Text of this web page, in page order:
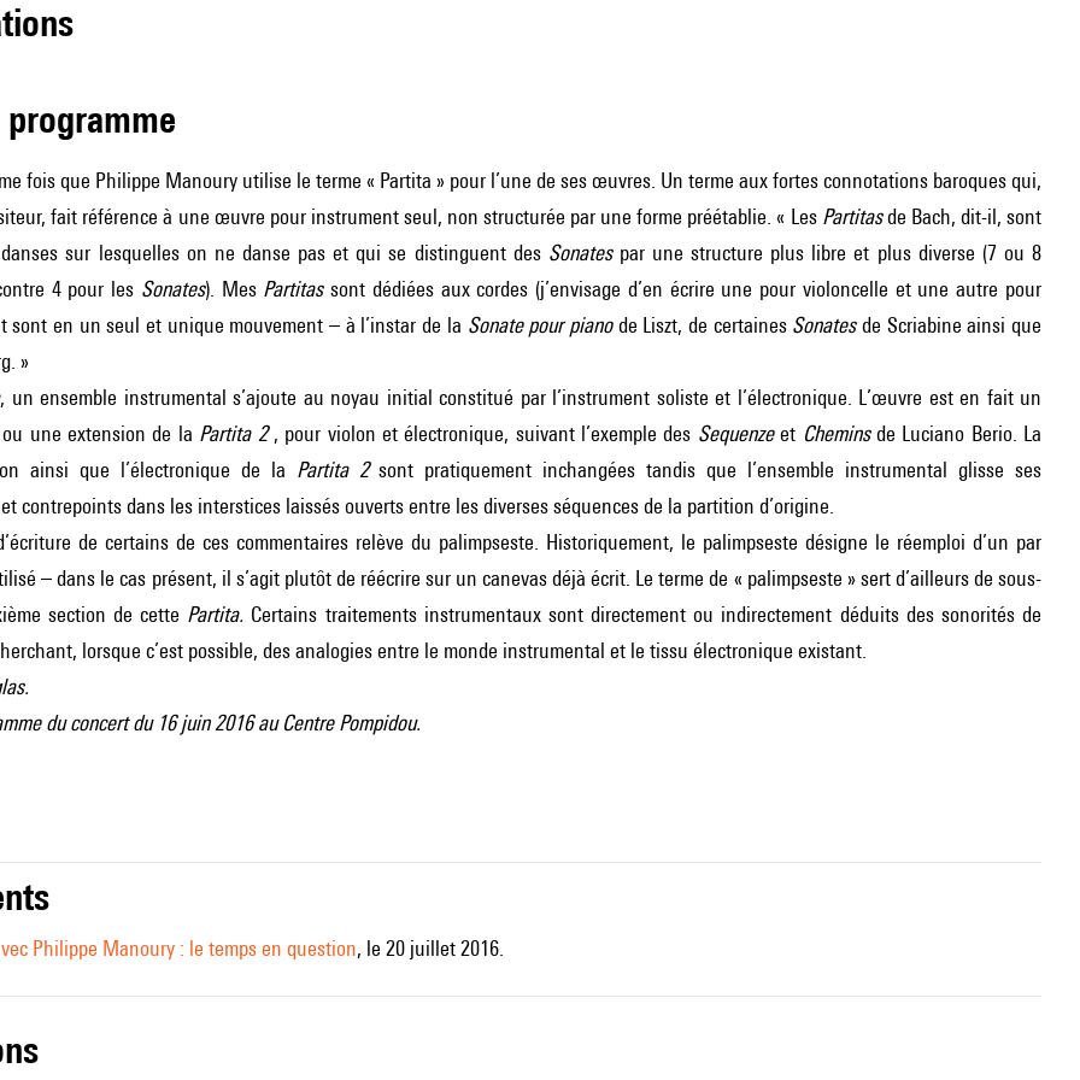
programme
fois que Philippe Manoury utilise le terme « Partita » pour l’une de ses œuvres. Un terme aux fortes connotations baroques qui,
fait référence à une œuvre pour instrument seul, non structurée par une forme préétablie. « Les Partitasde Bach, dit-il, sont
sur lesquelles on ne danse pas et qui se distinguent des Sonatespar une structure plus libre et plus diverse (7 ou 8
4 pour les Sonates). Mes Partitassont dédiées aux cordes (j’envisage d’en écrire une pour violoncelle et une autre pour
sont en un seul et unique mouvement – à l’instar de la Sonate pour pianode Liszt, de certaines Sonatesde Scriabine ainsi que
»
, un ensemble instrumental s’ajoute au noyau initial constitué par l’instrument soliste et l’électronique. L’œuvre est en fait un
une extension de la Partita 2, pour violon et électronique, suivant l’exemple des Sequenzeet Cheminsde Luciano Berio. La
ainsi que l’électronique de la Partita 2sont pratiquement inchangées tandis que l’ensemble instrumental glisse ses
contrepoints dans les interstices laissés ouverts entre les diverses séquences de la partition d’origine.
de certains de ces commentaires relève du palimpseste. Historiquement, le palimpseste désigne le réemploi d’un par
– dans le cas présent, il s’agit plutôt de réécrire sur un canevas déjà écrit. Le terme de « palimpseste » sert d’ailleurs de sous-
section de cette Partita. Certains traitements instrumentaux sont directement ou indirectement déduits des sonorités de
lorsque c’est possible, des analogies entre le monde instrumental et le tissu électronique existant.
du concert du 16 juin 2016 au Centre Pompidou.
Philippe Manoury : le temps en question, le 20 juillet 2016.